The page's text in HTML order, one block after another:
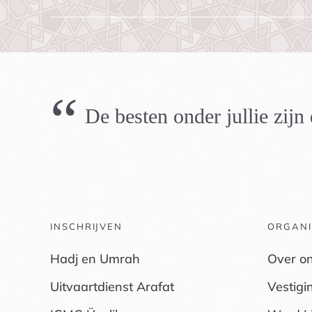
“ De besten onder jullie zijn
INSCHRIJVEN
Hadj en Umrah
Uitvaartdienst Arafat
Over